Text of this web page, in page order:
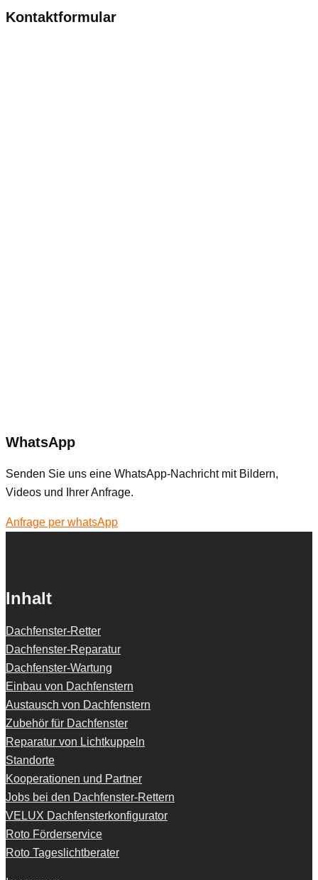
Kontaktformular
WhatsApp
Senden Sie uns eine WhatsApp-Nachricht mit Bildern,
Videos und Ihrer Anfrage.
Anfrage per whatsApp
Inhalt
Dachfenster-Retter
Dachfenster-Reparatur
Dachfenster-Wartung
Einbau von Dachfenstern
Austausch von Dachfenstern
Zubehör für Dachfenster
Reparatur von Lichtkuppeln
Standorte
Kooperationen und Partner
Jobs bei den Dachfenster-Rettern
VELUX Dachfensterkonfigurator
Roto Förderservice
Roto Tageslichtberater